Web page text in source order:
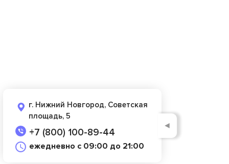
г. Нижний Новгород, Советская
площадь, 5
+7 (800) 100-89-44
ежедневно с 09:00 до 21:00
◄